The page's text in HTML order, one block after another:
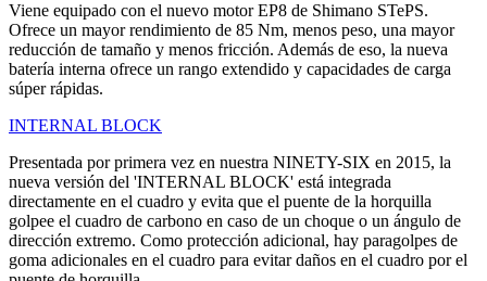
Viene equipado con el nuevo motor EP8 de Shimano STePS.
Ofrece un mayor rendimiento de 85 Nm, menos peso, una mayor
reducción de tamaño y menos fricción. Además de eso, la nueva
batería interna ofrece un rango extendido y capacidades de carga
súper rápidas.
INTERNAL BLOCK
Presentada por primera vez en nuestra NINETY-SIX en 2015, la
nueva versión del 'INTERNAL BLOCK' está integrada
directamente en el cuadro y evita que el puente de la horquilla
golpee el cuadro de carbono en caso de un choque o un ángulo de
dirección extremo. Como protección adicional, hay paragolpes de
goma adicionales en el cuadro para evitar daños en el cuadro por el